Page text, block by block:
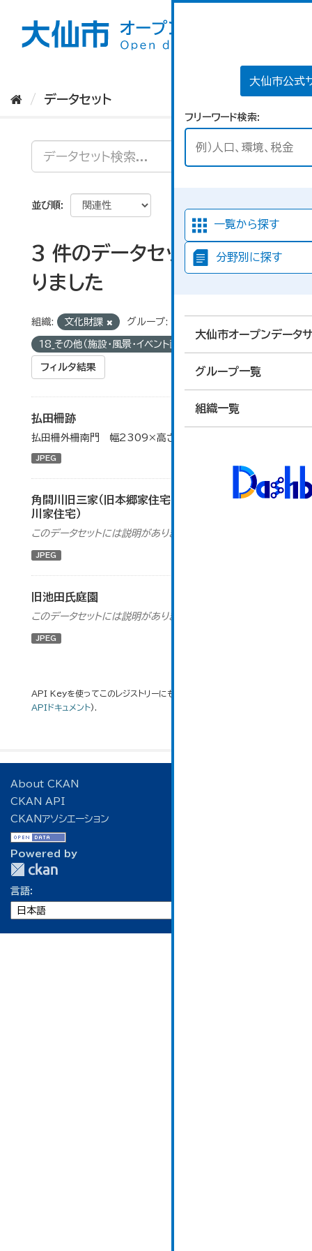
大仙市公式
フリーワード検索
一覧から探す
分野別に探す
大仙市オープンデータ
グループ一覧
組織一覧
データセット
並び順
3 件のデータセットが見つか
りました
組織: 文化財課 グループ:
18_その他（施設・風景・イベント画像）
フィルタ結果
払田柵跡
払田柵外柵南門 幅2309×高さ1732（ピクセル）
JPEG
角間川旧三家（旧本郷家住宅・旧北島家住宅・旧荒
川家住宅）
このデータセットには説明がありません
JPEG
旧池田氏庭園
このデータセットには説明がありません
JPEG
API Keyを使ってこのレジストリーにもアクセス可能です
APIドキュメント).
About CKAN
CKAN API
CKANアソシエーション
Powered by
言語